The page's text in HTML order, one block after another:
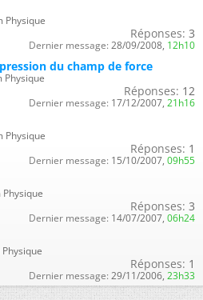
Physique
Réponses: 3
Dernier message: 28/09/2008, 12h10
du champ de force
Physique
Réponses: 12
Dernier message: 17/12/2007, 21h16
Physique
Réponses: 1
Dernier message: 15/10/2007, 09h55
Réponses: 3
Dernier message: 14/07/2007, 06h24
Réponses: 1
Dernier message: 29/11/2006, 23h33